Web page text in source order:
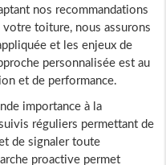
nos recommandations
toiture, nous assurons
et les enjeux de
personnalisée est au
et de performance.
importance à la
réguliers permettant de
de signaler toute
proactive permet